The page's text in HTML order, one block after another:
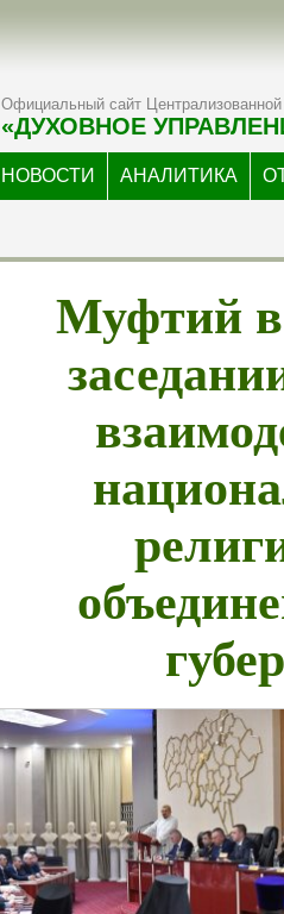
Официальный сайт Централизованной
«ДУХОВНОЕ
НОВОСТИ АНАЛИТИКА
Муфтий